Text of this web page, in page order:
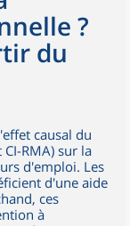
?
du
causal du
CI-RMA) sur la
d'emploi. Les
d'une aide
ces
à